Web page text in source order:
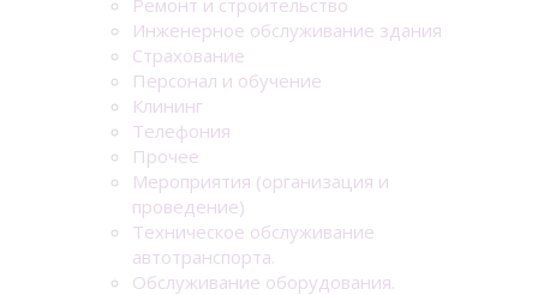
Инженерное обслуживание здания
Страхование
Персонал и обучение
Клининг
Телефония
Прочее
Мероприятия (организация и
проведение)
Техническое обслуживание
автотранспорта.
Обслуживание оборудования.